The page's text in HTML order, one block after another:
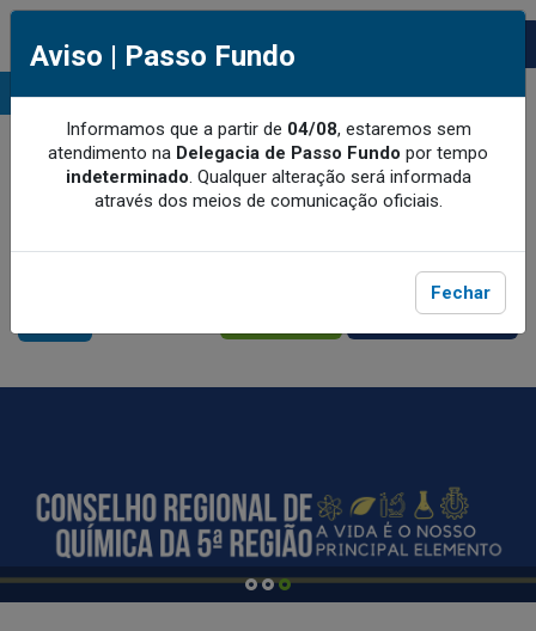
CRQ-V BENEFÍCIOS
Aviso | Passo Fundo
Informamos que a partir de 04/08, estaremos sem
atendimento na Delegacia de Passo Fundo por tempo
indeterminado. Qualquer alteração será informada
através dos meios de comunicação oficiais.
Fechar